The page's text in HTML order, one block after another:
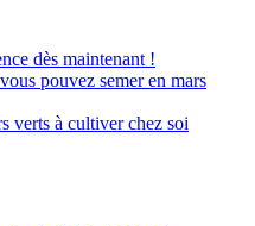
dès maintenant !
pouvez semer en mars
verts à cultiver chez soi